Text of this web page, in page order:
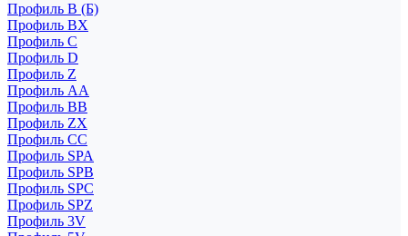
Профиль B (Б)
Профиль BX
Профиль C
Профиль D
Профиль Z
Профиль АА
Профиль BB
Профиль ZX
Профиль CC
Профиль SPA
Профиль SPB
Профиль SPC
Профиль SPZ
Профиль 3V